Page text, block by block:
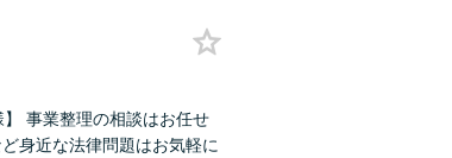
事業整理の相談はお任せ
身近な法律問題はお気軽に